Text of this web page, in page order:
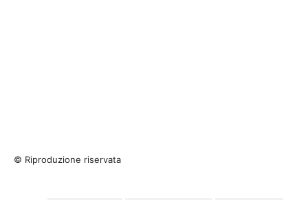
© Riproduzione riservata